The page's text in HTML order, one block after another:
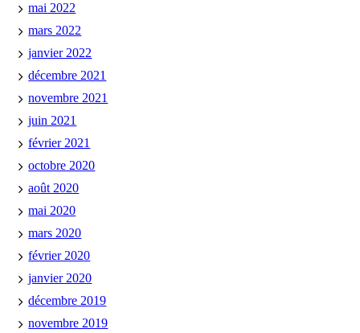
mai 2022
mars 2022
janvier 2022
décembre 2021
novembre 2021
juin 2021
février 2021
octobre 2020
août 2020
mai 2020
mars 2020
février 2020
janvier 2020
décembre 2019
novembre 2019